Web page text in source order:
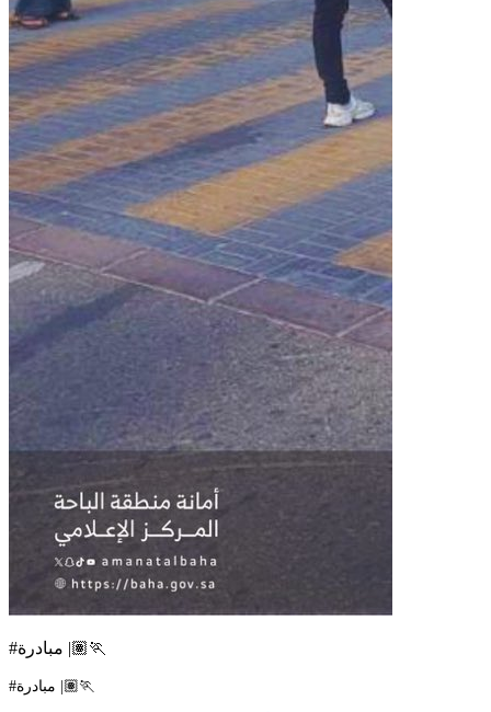
#مبادرة |🏃🏽
#مبادرة |🏃🏽